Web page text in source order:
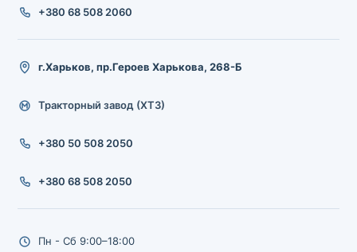
+380 68 508 2060
г.Харьков, пр.Героев Харькова, 268-Б
Тракторный завод (ХТЗ)
+380 50 508 2050
+380 68 508 2050
Пн - Сб 9:00–18:00